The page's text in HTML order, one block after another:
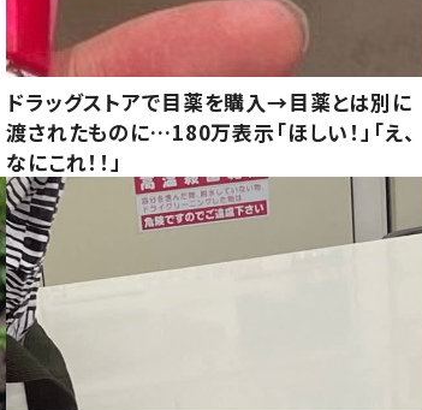
ドラッグストアで目薬を購入→目薬とは別に
渡されたものに…180万表示「ほしい！」「え、
なにこれ！！」